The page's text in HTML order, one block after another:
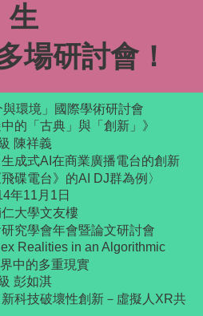
生
場研討會！
環境」國際學術研討會
的「古典」與「創新」》
陳祥義
成式AI在商業廣播電台的創新
碟電台》的AI DJ群為例〉
年11月1日
大學文友樓
究學會年會暨論文研討會
Realities in an Algorithmic
中的多重現實
彭如淇
科技破壞性創新－虛擬人XR共